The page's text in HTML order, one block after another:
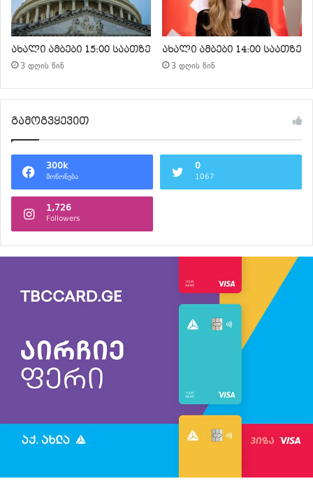
ახალი ამბები 15:00 საათზე
3 დღის წინ
ახალი ამბები 14:00 საათზე
3 დღის წინ
გამოგვყევით
300k
მოწონება
0
1067
1,726
Followers